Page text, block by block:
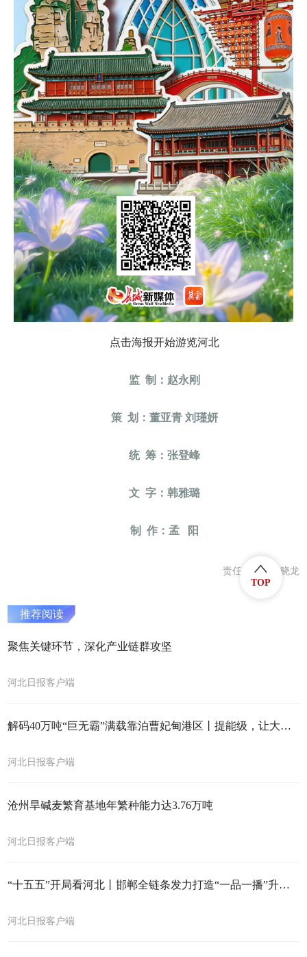
点击海报开始游览河北
监 制：赵永刚
策 划：董亚青 刘瑾妍
统 筹：张登峰
文 字：韩雅璐
制 作：孟 阳
责任编辑：庞晓龙
推荐阅读
聚焦关键环节，深化产业链群攻坚
河北日报客户端
解码40万吨“巨无霸”满载靠泊曹妃甸港区丨提能级，让大船进得来接得住
河北日报客户端
沧州旱碱麦繁育基地年繁种能力达3.76万吨
河北日报客户端
“十五五”开局看河北丨邯郸全链条发力打造“一品一播”升级版
河北日报客户端
TOP